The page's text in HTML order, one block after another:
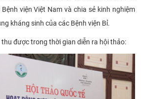
viện Việt Nam và chia sẻ kinh nghiệm
kháng sinh của các Bệnh viện Bỉ.
thu được trong thời gian diễn ra hội thảo: